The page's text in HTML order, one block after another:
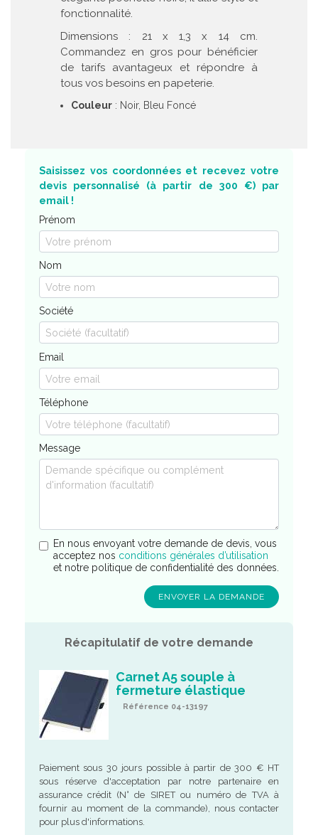
fonctionnalité.
Dimensions : 21 x 1,3 x 14 cm.
Commandez en gros pour bénéficier
de tarifs avantageux et répondre à
tous vos besoins en papeterie.
Couleur : Noir, Bleu Foncé
Saisissez vos coordonnées et recevez votre
devis personnalisé (à partir de 300 €) par
email !
Prénom
Nom
Société
Email
Téléphone
Message
En nous envoyant votre demande de devis, vous
acceptez nos conditions générales d’utilisation
et notre politique de confidentialité des données.
Récapitulatif de votre demande
Carnet A5 souple à
fermeture élastique
Référence 04-13197
Paiement sous 30 jours possible à partir de 300 € HT
sous réserve d'acceptation par notre partenaire en
assurance crédit (N° de SIRET ou numéro de TVA à
fournir au moment de la commande), nous contacter
pour plus d'informations.